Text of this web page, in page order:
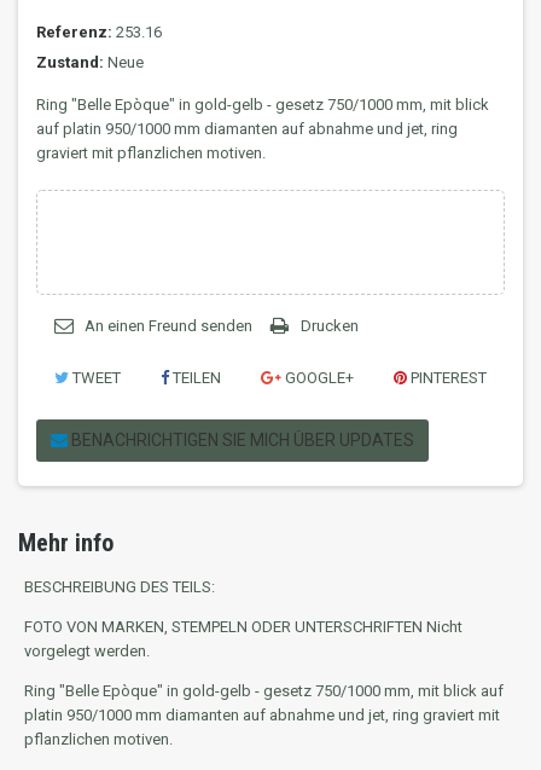
Referenz: 253.16
Zustand: Neue
Ring "Belle Epòque" in gold-gelb - gesetz 750/1000 mm, mit blick
auf platin 950/1000 mm diamanten auf abnahme und jet, ring
graviert mit pflanzlichen motiven.
An einen Freund senden Drucken
TWEET TEILEN GOOGLE+ PINTEREST
BENACHRICHTIGEN SIE MICH ÜBER UPDATES
Mehr info
BESCHREIBUNG DES TEILS:
FOTO VON MARKEN, STEMPELN ODER UNTERSCHRIFTEN Nicht
vorgelegt werden.
Ring "Belle Epòque" in gold-gelb - gesetz 750/1000 mm, mit blick auf
platin 950/1000 mm diamanten auf abnahme und jet, ring graviert mit
pflanzlichen motiven.